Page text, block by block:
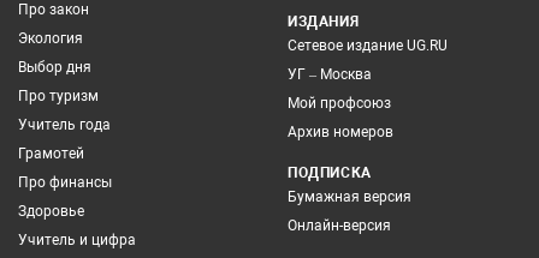
Про закон
Экология
Выбор дня
Про туризм
Учитель года
Грамотей
Про финансы
Здоровье
Учитель и цифра
ИЗДАНИЯ
Сетевое издание UG.RU
УГ – Москва
Мой профсоюз
Архив номеров
ПОДПИСКА
Бумажная версия
Онлайн-версия